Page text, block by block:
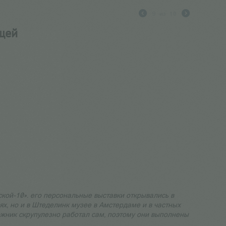
10». его персональные выставки открывались в
но и в Штеделинк музее в Амстердаме и в частных
скрупулезно работал сам, поэтому они выполнены